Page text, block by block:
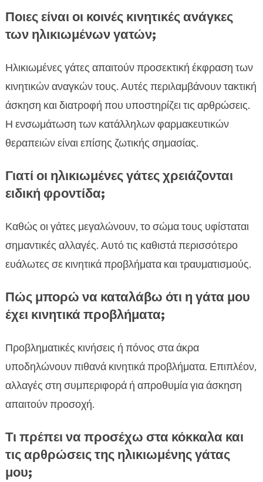
Ποιες είναι οι κοινές κινητικές ανάγκες
των ηλικιωμένων γατών;
Ηλικιωμένες γάτες απαιτούν προσεκτική έκφραση των
κινητικών αναγκών τους. Αυτές περιλαμβάνουν τακτική
άσκηση και διατροφή που υποστηρίζει τις αρθρώσεις.
Η ενσωμάτωση των κατάλληλων φαρμακευτικών
θεραπειών είναι επίσης ζωτικής σημασίας.
Γιατί οι ηλικιωμένες γάτες χρειάζονται
ειδική φροντίδα;
Καθώς οι γάτες μεγαλώνουν, το σώμα τους υφίσταται
σημαντικές αλλαγές. Αυτό τις καθιστά περισσότερο
ευάλωτες σε κινητικά προβλήματα και τραυματισμούς.
Πώς μπορώ να καταλάβω ότι η γάτα μου
έχει κινητικά προβλήματα;
Προβληματικές κινήσεις ή πόνος στα άκρα
υποδηλώνουν πιθανά κινητικά προβλήματα. Επιπλέον,
αλλαγές στη συμπεριφορά ή απροθυμία για άσκηση
απαιτούν προσοχή.
Τι πρέπει να προσέχω στα κόκκαλα και
τις αρθρώσεις της ηλικιωμένης γάτας
μου;